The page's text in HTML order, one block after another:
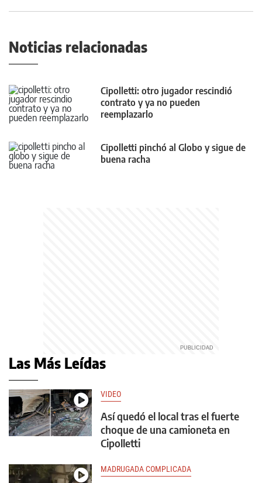
Noticias relacionadas
Cipolletti: otro jugador rescindió
contrato y ya no pueden
reemplazarlo
Cipolletti pinchó al Globo y sigue de
buena racha
Las Más Leídas
VIDEO
Así quedó el local tras el fuerte
choque de una camioneta en
Cipolletti
MADRUGADA COMPLICADA